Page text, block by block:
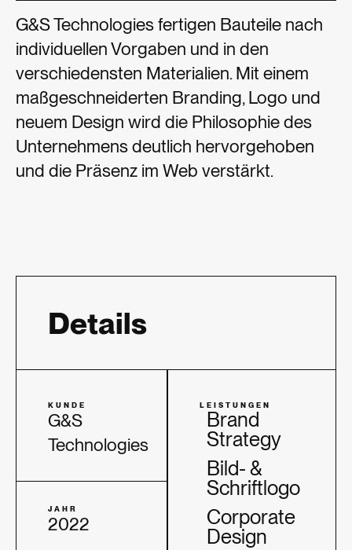
G&S Technologies fertigen Bauteile nach
individuellen Vorgaben und in den
verschiedensten Materialien. Mit einem
maßgeschneiderten Branding, Logo und
neuem Design wird die Philosophie des
Unternehmens deutlich hervorgehoben
und die Präsenz im Web verstärkt.
Details
KUNDE
G&S
Technologies
JAHR
2022
LEISTUNGEN
Brand
Strategy
Bild- &
Schriftlogo
Corporate
Design